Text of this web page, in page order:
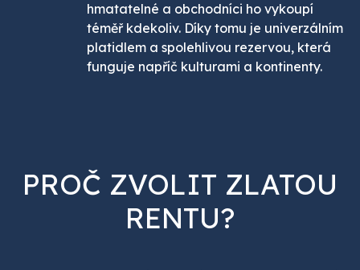
hmatatelné a obchodníci ho vykoupí
téměř kdekoliv. Díky tomu je univerzálním
platidlem a spolehlivou rezervou, která
funguje napříč kulturami a kontinenty.
PROČ ZVOLIT ZLATOU
RENTU?